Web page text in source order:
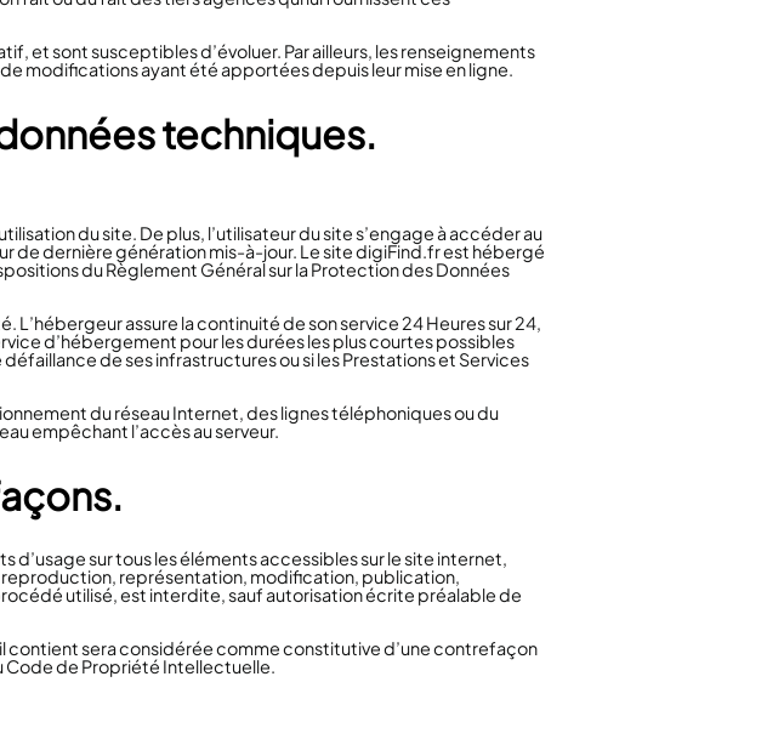
et sont susceptibles d’évoluer. Par ailleurs, les renseignements
modifications ayant été apportées depuis leur mise en ligne.
techniques.
du site. De plus, l’utilisateur du site s’engage à accéder au
de dernière génération mis-à-jour. Le site digiFind.fr est hébergé
du Règlement Général sur la Protection des Données
assure la continuité de son service 24 Heures sur 24,
d’hébergement pour les durées les plus courtes possibles
de ses infrastructures ou si les Prestations et Services
du réseau Internet, des lignes téléphoniques ou du
empêchant l’accès au serveur.
sur tous les éléments accessibles sur le site internet,
reproduction, représentation, modification, publication,
utilisé, est interdite, sauf autorisation écrite préalable de
contient sera considérée comme constitutive d’une contrefaçon
Code de Propriété Intellectuelle.